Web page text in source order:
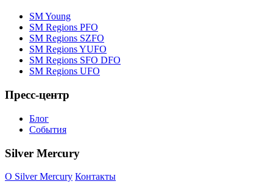
SM Young
SM Regions PFO
SM Regions SZFO
SM Regions YUFO
SM Regions SFO DFO
SM Regions UFO
Пресс-центр
Блог
События
Silver Mercury
O Silver Mercury Контакты